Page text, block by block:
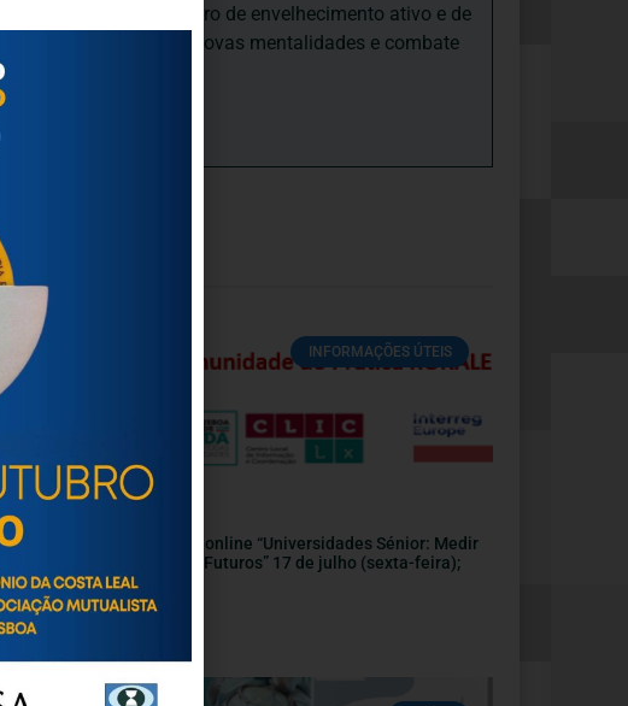
idosas, num quadro de envelhecimento ativo e de
as idades, promove novas mentalidades e combate
INFORMAÇÕES ÚTEIS
Convite | Webinar online “Universidades Sénior: Medir
Impactos, Sonhar Futuros” 17 de julho (sexta-feira);
14:30
7 Julho, 2026